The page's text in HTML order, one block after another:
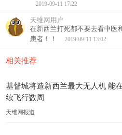
2019-09-11 17:22
天维网用户
在新西兰打死都不要去看中医
患者！！
2019-09-11 13:02
相关推荐
基督城将造新西兰最大无人机 能
续飞行数周
天维网报道